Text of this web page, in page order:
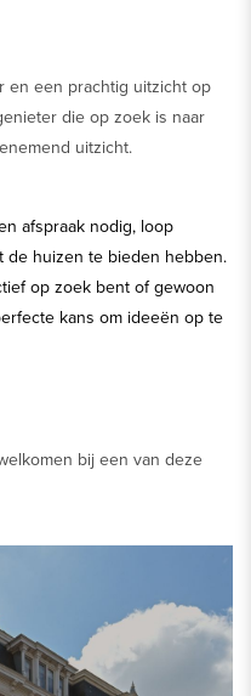
en een prachtig uitzicht op
die op zoek is naar
uitzicht.
afspraak nodig, loop
huizen te bieden hebben.
op zoek bent of gewoon
kans om ideeën op te
bij een van deze